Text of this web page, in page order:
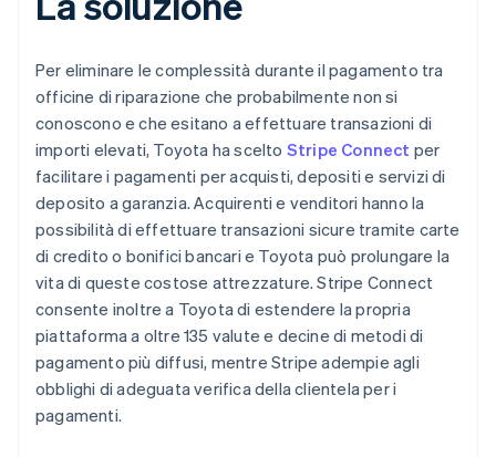
Per eliminare le complessità durante il pagamento tra
officine di riparazione che probabilmente non si
conoscono e che esitano a effettuare transazioni di
importi elevati, Toyota ha scelto Stripe Connect per
facilitare i pagamenti per acquisti, depositi e servizi di
deposito a garanzia. Acquirenti e venditori hanno la
possibilità di effettuare transazioni sicure tramite carte
di credito o bonifici bancari e Toyota può prolungare la
vita di queste costose attrezzature. Stripe Connect
consente inoltre a Toyota di estendere la propria
piattaforma a oltre 135 valute e decine di metodi di
pagamento più diffusi, mentre Stripe adempie agli
obblighi di adeguata verifica della clientela per i
pagamenti.